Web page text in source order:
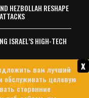
HEZBOLLAH RESHAPE
ISRAEL’S HIGH-TECH
About Us
x
вам лучший
обслуживать целевую
сторонние